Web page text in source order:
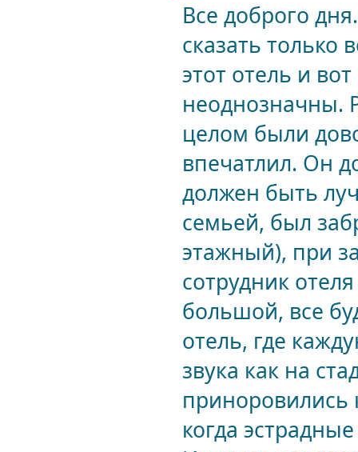
Все доброго
сказать только
этот отель и
неоднозначны.
целом были
впечатлил. Он
должен быть
семьей, был
этажный), при
сотрудник
большой, все
отель, где
звука как на
приноровились
когда